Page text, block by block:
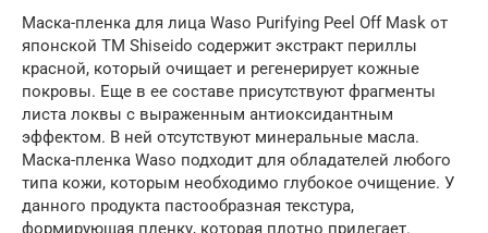
Маска-пленка для лица Waso Purifying Peel Off Mask от
японской ТМ Shiseido содержит экстракт периллы
красной, который очищает и регенерирует кожные
покровы. Еще в ее составе присутствуют фрагменты
листа локвы с выраженным антиоксидантным
эффектом. В ней отсутствуют минеральные масла.
Маска-пленка Waso подходит для обладателей любого
типа кожи, которым необходимо глубокое очищение. У
данного продукта пастообразная текстура,
формирующая пленку, которая плотно прилегает.